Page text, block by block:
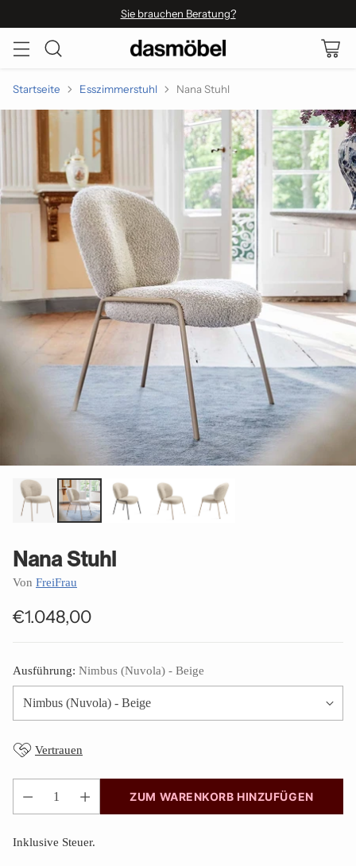
Sie brauchen Beratung?
Startseite Esszimmerstuhl Nana Stuhl
Nana Stuhl
Von FreiFrau
Normaler
€1.048,00
Ausführung: Nimbus (Nuvola) - Beige
Vertrauen
Anzahl
ZUM WARENKORB HINZUFÜGEN
Inklusive Steuer.